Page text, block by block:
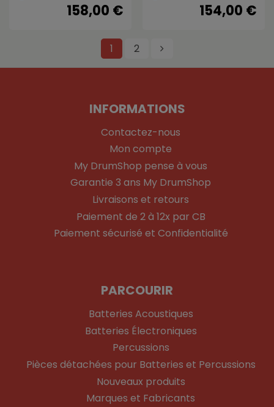
158,00 € 154,00 €
1 2
INFORMATIONS
Contactez-nous
Mon compte
My DrumShop pense à vous
Garantie 3 ans My DrumShop
Livraisons et retours
Paiement de 2 à 12x par CB
Paiement sécurisé et Confidentialité
PARCOURIR
Batteries Acoustiques
Batteries Électroniques
Percussions
Pièces détachées pour Batteries et Percussions
Nouveaux produits
Marques et Fabricants